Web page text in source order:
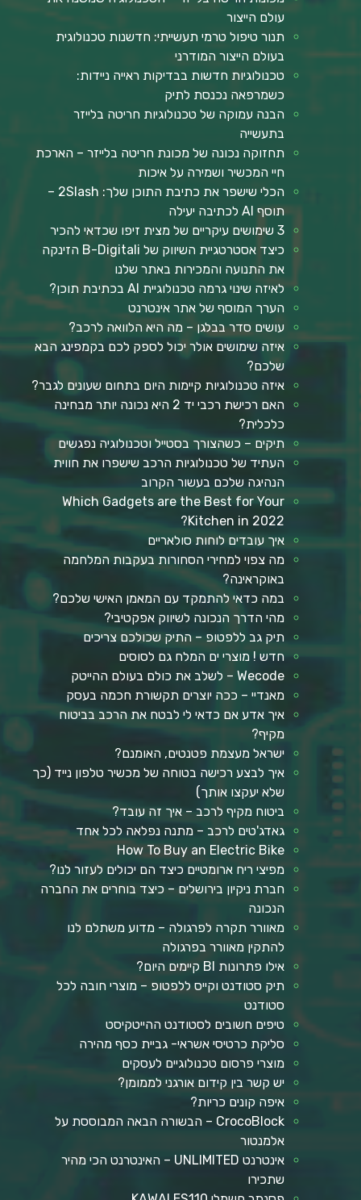
עולם הייצור
תנור טיפול טרמי תעשייתי: חדשנות טכנולוגית
בעולם הייצור המודרני
טכנולוגיות חדשות בבדיקות ראייה ניידות:
כשמרפאה נכנסת לתיק
הבנה עמוקה של טכנולוגיות חריטה בלייזר
בתעשייה
תחזוקה נכונה של מכונת חריטה בלייזר – הארכת
חיי המכשיר ושמירה על איכות
הכלי שישפר את כתיבת התוכן שלך: 2Slash –
תוסף AI לכתיבה יעילה
3 שימושים עיקריים של מצית זיפו שכדאי להכיר
כיצד אסטרטגיית השיווק של B-Digitali הזינקה
את התנועה והמכירות באתר שלנו
לאיזה שינוי גרמה טכנולוגיית AI בכתיבת תוכן?
הערך המוסף של אתר אינטרנט
עושים סדר בבלגן – מה היא הלוואה לרכב?
איזה שימושים אולר יכול לספק לכם בקמפינג הבא
שלכם?
איזה טכנולוגיות קיימות היום בתחום שעונים לגבר?
האם רכישת רכבי יד 2 היא נכונה יותר מבחינה
כלכלית?
תיקים – כשהצורך בסטייל וטכנולוגיה נפגשים
העתיד של טכנולוגיות הרכב שישפרו את חווית
הנהיגה שלכם בעשור הקרוב
Which Gadgets are the Best for Your
Kitchen in 2022?
איך עובדים לוחות סולאריים
מה צפוי למחירי הסחורות בעקבות המלחמה
באוקראינה?
במה כדאי להתמקד עם המאמן האישי שלכם?
מהי הדרך הנכונה לשיווק אפקטיבי?
תיק גב ללפטופ – התיק שכולכם צריכים
חדש ! מוצרי ים המלח גם לסוסים
Wecode – לשלב את כולם בעולם ההייטק
מאנדיי – ככה יוצרים תקשורת חכמה בעסק
איך אדע אם כדאי לי לבטח את הרכב בביטוח
מקיף?
ישראל מעצמת פטנטים, האומנם?
איך לבצע רכישה בטוחה של מכשיר טלפון נייד (כך
שלא יעקצו אותך)
ביטוח מקיף לרכב – איך זה עובד?
גאדג'טים לרכב – מתנה נפלאה לכל אחד
How To Buy an Electric Bike
מפיצי ריח ארומטיים כיצד הם יכולים לעזור לנו?
חברת ניקיון בירושלים – כיצד בוחרים את החברה
הנכונה
מאוורר תקרה לפרגולה – מדוע משתלם לנו
להתקין מאוורר בפרגולה
אילו פתרונות BI קיימים היום?
תיק סטודנט וקייס ללפטופ – מוצרי חובה לכל
סטודנט
טיפים חשובים לסטודנט ההייטקיסט
סליקת כרטיסי אשראי- גביית כסף מהירה
מוצרי פרסום טכנולוגיים לעסקים
יש קשר בין קידום אורגני לממומן?
איפה קונים כריות?
CrocoBlock – הבשורה הבאה המבוססת על
אלמנטור
אינטרנט UNLIMITED – האינטרנט הכי מהיר
שתכירו